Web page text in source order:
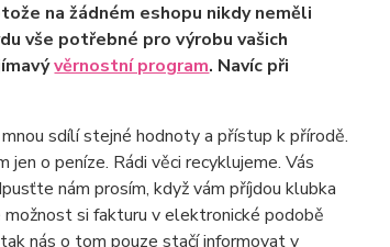
na žádném eshopu nikdy neměli
vše potřebné pro výrobu vašich
věrnostní program. Navíc při
sdílí stejné hodnoty a přístup k přírodě.
o peníze. Rádi věci recyklujeme. Vás
nám prosím, když vám příjdou klubka
si fakturu v elektronické podobě
nás o tom pouze stačí informovat v